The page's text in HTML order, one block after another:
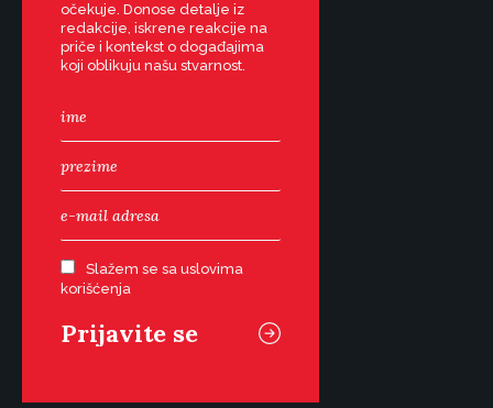
očekuje. Donose detalje iz
redakcije, iskrene reakcije na
priče i kontekst o događajima
koji oblikuju našu stvarnost.
Slažem se sa uslovima
korišćenja